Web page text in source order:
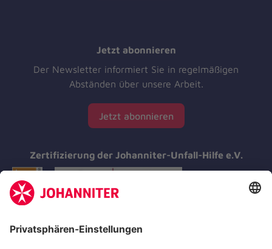
Jetzt abonnieren
Der Newsletter informiert Sie in regelmäßigen
Abständen über unsere Arbeit.
Jetzt abonnieren
Zertifizierung der Johanniter-Unfall-Hilfe e.V.